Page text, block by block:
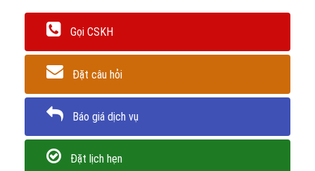
Gọi CSKH
Đặt câu hỏi
Báo giá dịch vụ
Đặt lịch hẹn